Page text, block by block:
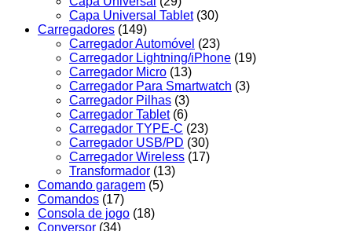
Capa Universal Tablet (30)
Carregadores (149)
Carregador Automóvel (23)
Carregador Lightning/iPhone (19)
Carregador Micro (13)
Carregador Para Smartwatch (3)
Carregador Pilhas (3)
Carregador Tablet (6)
Carregador TYPE-C (23)
Carregador USB/PD (30)
Carregador Wireless (17)
Transformador (13)
Comando garagem (5)
Comandos (17)
Consola de jogo (18)
Conversor (34)